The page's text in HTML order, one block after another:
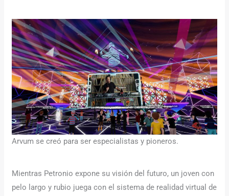
Arvum se creó para ser especialistas y pioneros.
Mientras Petronio expone su visión del futuro, un joven con
pelo largo y rubio juega con el sistema de realidad virtual de